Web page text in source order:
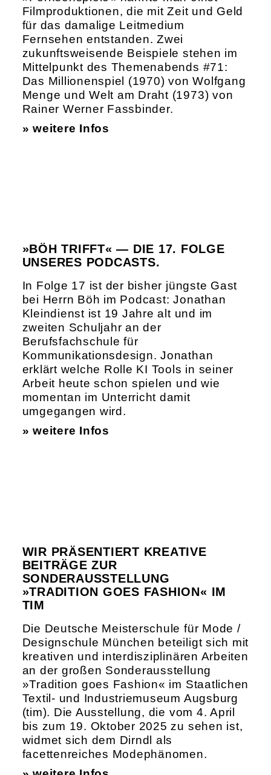
Filmproduktionen, die mit Zeit und Geld
für das damalige Leitmedium
Fernsehen entstanden. Zwei
zukunftsweisende Beispiele stehen im
Mittelpunkt des Themenabends #71:
Das Millionenspiel (1970) von Wolfgang
Menge und Welt am Draht (1973) von
Rainer Werner Fassbinder.
» weitere Infos
»BÖH TRIFFT« — DIE 17. FOLGE
UNSERES PODCASTS.
In Folge 17 ist der bisher jüngste Gast
bei Herrn Böh im Podcast: Jonathan
Kleindienst ist 19 Jahre alt und im
zweiten Schuljahr an der
Berufsfachschule für
Kommunikationsdesign. Jonathan
erklärt welche Rolle KI Tools in seiner
Arbeit heute schon spielen und wie
momentan im Unterricht damit
umgegangen wird.
» weitere Infos
WIR PRÄSENTIERT KREATIVE
BEITRÄGE ZUR
SONDERAUSSTELLUNG
»TRADITION GOES FASHION« IM
TIM
Die Deutsche Meisterschule für Mode /
Designschule München beteiligt sich mit
kreativen und interdisziplinären Arbeiten
an der großen Sonderausstellung
»Tradition goes Fashion« im Staatlichen
Textil- und Industriemuseum Augsburg
(tim). Die Ausstellung, die vom 4. April
bis zum 19. Oktober 2025 zu sehen ist,
widmet sich dem Dirndl als
facettenreiches Modephänomen.